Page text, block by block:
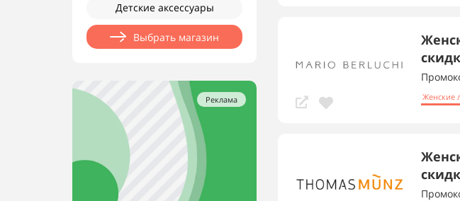
Детские аксессуары
Выбрать магазин
Реклама Женские